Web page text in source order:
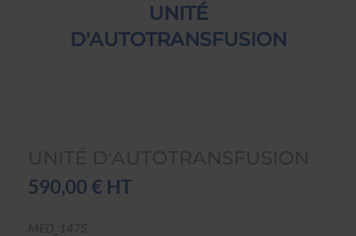
UNITÉ
D'AUTOTRANSFUSION
590,00 € HT